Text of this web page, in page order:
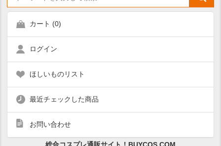
カート (0)
ログイン
ほしいものリスト
最近チェックした商品
お問い合わせ